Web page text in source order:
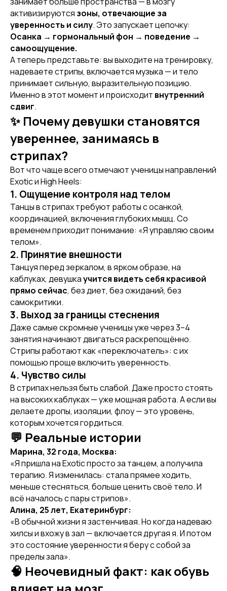
активизируются зоны, отвечающие за
уверенность и силу. Это запускает цепочку:
Осанка → гормональный фон → поведение →
самоощущение.
А теперь представьте: вы выходите на тренировку,
надеваете стрипы, включается музыка — и тело
принимает сильную, выразительную позицию.
Именно в этот момент и происходит внутренний
сдвиг.
✨ Почему девушки становятся
увереннее, занимаясь в
стрипах?
Вот что чаще всего отмечают ученицы направлений
Exotic и High Heels:
1. Ощущение контроля над телом
Танцы в стрипах требуют работы с осанкой,
координацией, включения глубоких мышц. Со
временем приходит понимание: «Я управляю своим
телом».
2. Принятие внешности
Танцуя перед зеркалом, в ярком образе, на
каблуках, девушкаучится видеть себя красивой
прямо сейчас, без диет, без ожиданий, без
самокритики.
3. Выход за границы стеснения
Даже самые скромные ученицы уже через 3–4
занятия начинают двигаться раскрепощённо.
Стрипы работают как «переключатель»: с их
помощью проще включить уверенность.
4. Чувство силы
В стрипах нельзя быть слабой. Даже просто стоять
на высоких каблуках — уже мощная работа. А если вы
делаете дропы, изоляции, флоу — это уровень,
которым хочется гордиться.
💬 Реальные истории
Марина, 32 года, Москва:
«Я пришла на Exotic просто за танцем, а получила
терапию. Я изменилась: стала прямее ходить,
меньше стесняться, больше ценить своё тело. И
всё началось с пары стрипов».
Алина, 25 лет, Екатеринбург:
«В обычной жизни я застенчивая. Но когда надеваю
хилсы и вхожу в зал — включается другая я. И потом
это состояние уверенности я беру с собой за
пределы зала».
🧠 Неочевидный факт: как обувь
[ DISCOUNTS ]
АКЦИИ